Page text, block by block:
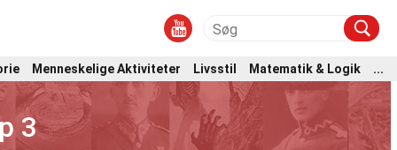
Menneskelige Aktiviteter Livsstil Matematik & Logik ...
3